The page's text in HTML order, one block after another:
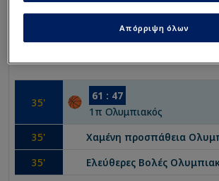
35' 61 : 47
1 π Ολυμπιακός
35' Χαμένη προσπάθεια
35' Ελεύθερες Βολές
Απόρριψη όλων